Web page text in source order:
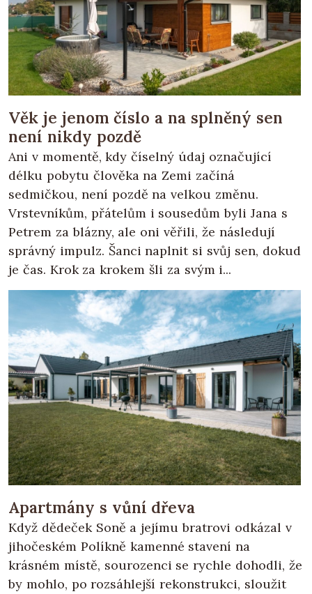
Věk je jenom číslo a na splněný sen
není nikdy pozdě
Ani v momentě, kdy číselný údaj označující
délku pobytu člověka na Zemi začíná
sedmičkou, není pozdě na velkou změnu.
Vrstevníkům, přátelům i sousedům byli Jana s
Petrem za blázny, ale oni věřili, že následují
správný impulz. Šanci naplnit si svůj sen, dokud
je čas. Krok za krokem šli za svým i...
Apartmány s vůní dřeva
Když dědeček Soně a jejímu bratrovi odkázal v
jihočeském Políkně kamenné stavení na
krásném místě, sourozenci se rychle dohodli, že
by mohlo, po rozsáhlejší rekonstrukci, sloužit